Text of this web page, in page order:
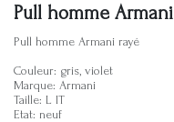
Pull homme Armani
Pull homme Armani rayé
Couleur: gris, violet
Marque: Armani
Taille: L IT
Etat: neuf